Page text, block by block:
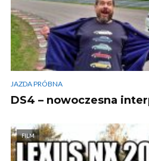
JAZDA PRÓBNA
DS4 – nowoczesna
FILM